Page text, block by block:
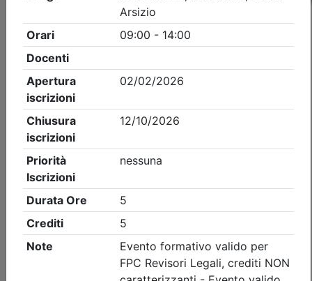
Dettagli evento
A pagamento
Ordine dei Dottori Commercialisti e degli Esperti Contabili
di Busto Arsizio
Cocktail Party 2026